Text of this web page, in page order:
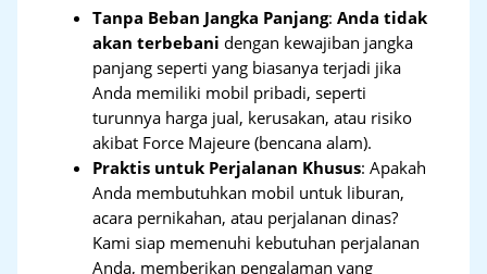
Tanpa Beban Jangka Panjang:Anda tidak
akan terbebani dengan kewajiban jangka
panjang seperti yang biasanya terjadi jika
Anda memiliki mobil pribadi, seperti
turunnya harga jual, kerusakan, atau risiko
akibat Force Majeure (bencana alam).
Praktis untuk Perjalanan Khusus: Apakah
Anda membutuhkan mobil untuk liburan,
acara pernikahan, atau perjalanan dinas?
Kami siap memenuhi kebutuhan perjalanan
Anda, memberikan pengalaman yang